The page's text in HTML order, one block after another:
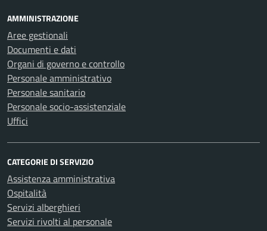
AMMINISTRAZIONE
Aree gestionali
Documenti e dati
Organi di governo e controllo
Personale amministrativo
Personale sanitario
Personale socio-assistenziale
Uffici
CATEGORIE DI SERVIZIO
Assistenza amministrativa
Ospitalità
Servizi alberghieri
Servizi rivolti al personale